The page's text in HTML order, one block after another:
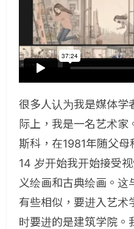
很多人认为我是媒体学
际上，我是一名艺术家
斯科，在1981年随父
14 岁开始我开始接受
义绘画和古典绘画。这
有些相似，要进入艺术
时要进的是建筑学院。